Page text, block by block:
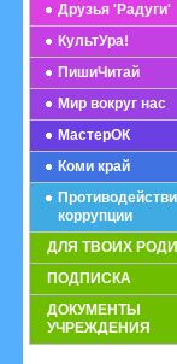
Друзья 'Радуги'
КультУра!
ПишиЧитай
Мир вокруг нас
МастерОК
Коми край
коррупции
ДЛЯ ТВОИХ
ПОДПИСКА
ДОКУМЕНТЫ
УЧРЕЖДЕНИЯ